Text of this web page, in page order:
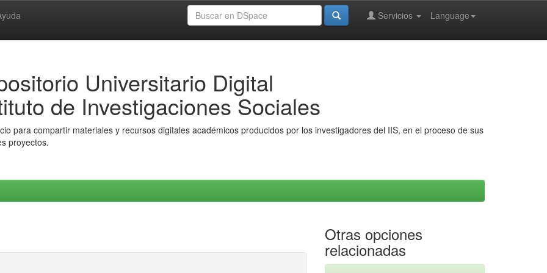
Language
Servicios
Universitario Digital
de Investigaciones Sociales
para compartir materiales y recursos digitales académicos producidos por los investigadores del IIS, en el proceso de sus
proyectos.
Otras opciones
relacionadas